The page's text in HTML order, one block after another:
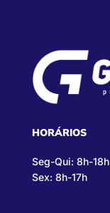
HORÁRIOS
Seg-Qui: 8h-18h
Sex: 8h-17h